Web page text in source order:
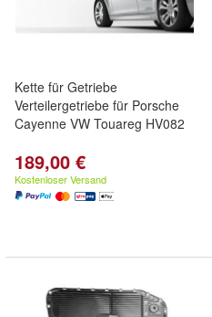
Kette für Getriebe
Verteilergetriebe für Porsche
Cayenne VW Touareg HV082
189,00 €
Kostenloser Versand